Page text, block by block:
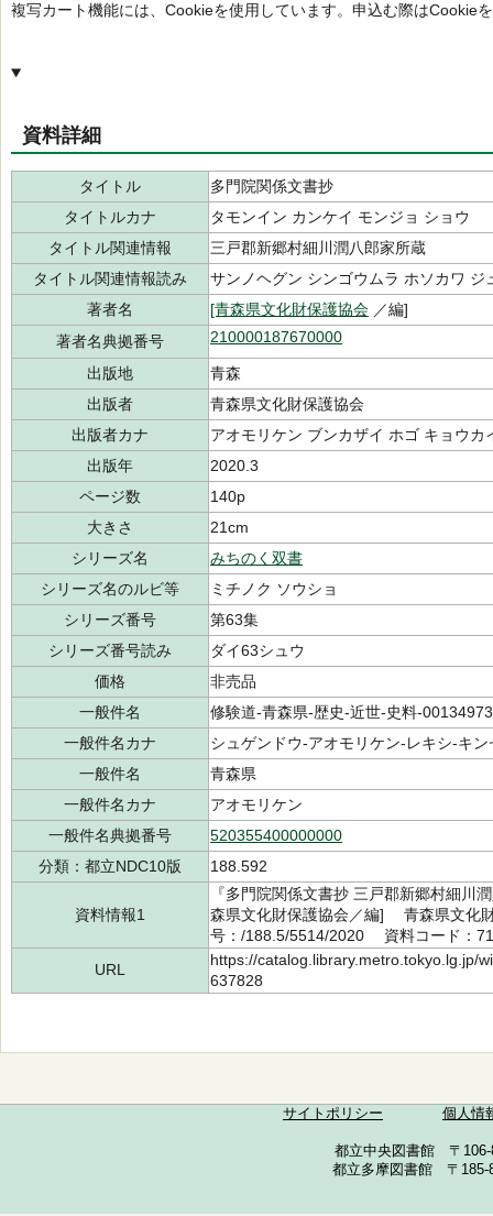
複写カート機能には、Cookieを使用しています。申込む際はCookie
資料詳細
タイトル
多門院関係文書抄
タイトルカナ
タモンイン カンケイ モンジョ ショウ
タイトル関連情報
三戸郡新郷村細川潤八郎家所蔵
タイトル関連情報読み
サンノヘグン シンゴウムラ ホソカワ ジ
著者名
[青森県文化財保護協会 ／編]
著者名典拠番号
210000187670000
出版地
青森
出版者
青森県文化財保護協会
出版者カナ
アオモリケン ブンカザイ ホゴ キョウカ
出版年
2020.3
ページ数
140p
大きさ
21cm
シリーズ名
みちのく双書
シリーズ名のルビ等
ミチノク ソウショ
シリーズ番号
第63集
シリーズ番号読み
ダイ63シュウ
価格
非売品
一般件名
修験道-青森県-歴史-近世-史料-
一般件名カナ
シュゲンドウ-アオモリケン-レキシ-キ
一般件名
青森県
一般件名カナ
アオモリケン
一般件名典拠番号
520355400000000
分類：都立NDC10版
188.592
資料情報1
『多門院関係文書抄 三戸郡新郷村細
森県文化財保護協会／編] 青森県文
号：/188.5/5514/2020 資料コード：
URL
https://catalog.library.metro.tokyo.lg.jp/
637828
サイトポリシー 個人情
都立中央図書館 〒
都立多摩図書館 〒185-